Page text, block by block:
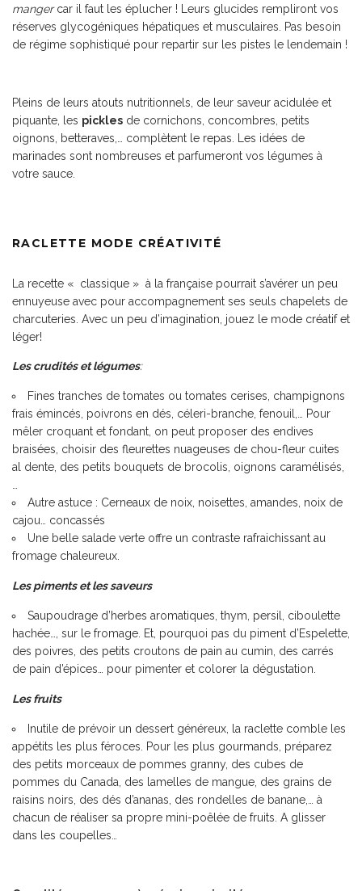
mangercar il faut les éplucher ! Leurs glucides rempliront vos
réserves glycogéniques hépatiques et musculaires. Pas besoin
de régime sophistiqué pour repartir sur les pistes le lendemain !
Pleins de leurs atouts nutritionnels, de leur saveur acidulée et
piquante, les pickles de cornichons, concombres, petits
oignons, betteraves,… complètent le repas. Les idées de
marinades sont nombreuses et parfumeront vos légumes à
votre sauce.
RACLETTE MODE CRÉATIVITÉ
La recette « classique » à la française pourrait s’avérer un peu
ennuyeuse avec pour accompagnement ses seuls chapelets de
charcuteries. Avec un peu d’imagination, jouez le mode créatif et
léger!
Les crudités et légumes:
Fines tranches de tomates ou tomates cerises, champignons
frais émincés, poivrons en dés, céleri-branche, fenouil,… Pour
mêler croquant et fondant, on peut proposer des endives
braisées, choisir des fleurettes nuageuses de chou-fleur cuites
al dente, des petits bouquets de brocolis, oignons caramélisés,
Autre astuce : Cerneaux de noix, noisettes, amandes, noix de
cajou… concassés
Une belle salade verte offre un contraste rafraichissant au
fromage chaleureux.
Les piments et les saveurs
Saupoudrage d’herbes aromatiques, thym, persil, ciboulette
hachée…, sur le fromage. Et, pourquoi pas du piment d’Espelette,
des poivres, des petits croutons de pain au cumin, des carrés
de pain d’épices… pour pimenter et colorer la dégustation.
Les fruits
Inutile de prévoir un dessert généreux, la raclette comble les
appétits les plus féroces. Pour les plus gourmands, préparez
des petits morceaux de pommes granny, des cubes de
pommes du Canada, des lamelles de mangue, des grains de
raisins noirs, des dés d’ananas, des rondelles de banane,… à
chacun de réaliser sa propre mini-poêlée de fruits. A glisser
dans les coupelles…